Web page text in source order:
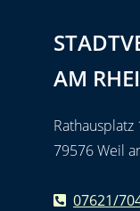
AM
Rathausplatz
79576 Weil
07621/